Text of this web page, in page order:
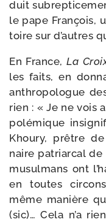
duit
le pape François,
toire sur d’autres
En France, La
les faits, en
anthro­po­logue
rien : « Je ne vois
polé­mique
Khoury, prêtre
naire patriar­cal
musul­mans ont
en toutes
même manière
(sic)… Cela n’a